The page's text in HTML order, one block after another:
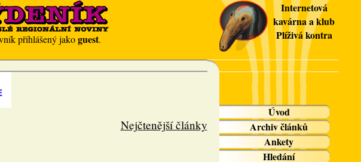
přihlášený jakoguest.
Internetová
kavárna a klub
Plíživá kontra
Nejčtenější články
Úvod
Archiv článků
Ankety
Hledání